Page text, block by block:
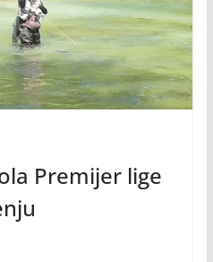
Premijer lige